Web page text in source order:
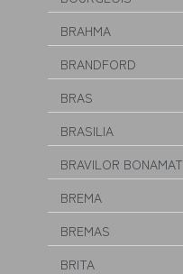
BRAHMA
BRANDFORD
BRAS
BRASILIA
BRAVILOR BONAMAT
BREMA
BREMAS
BRITA